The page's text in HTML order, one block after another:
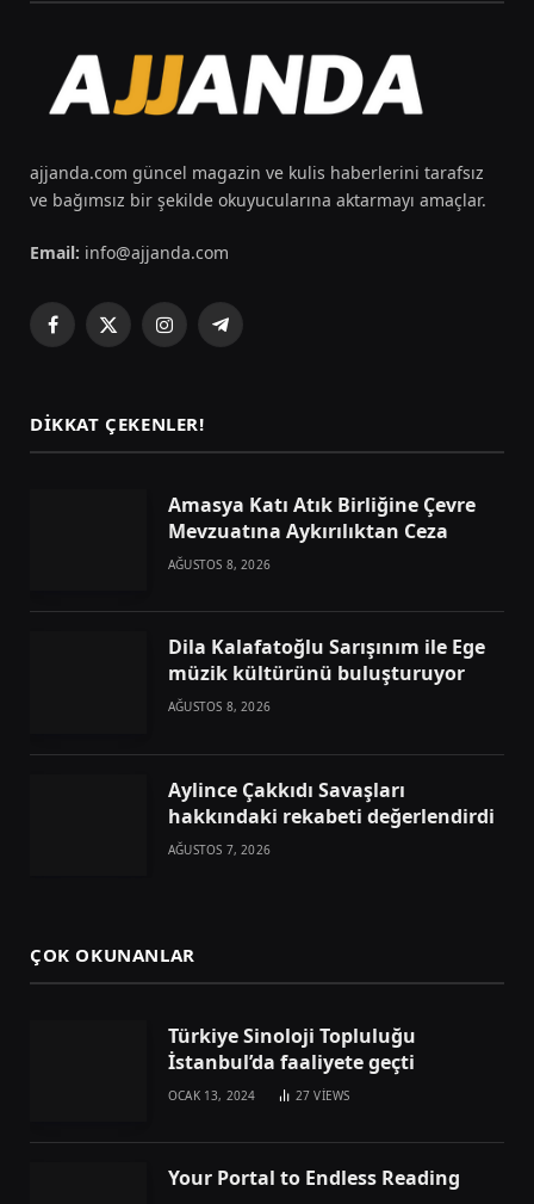
ajjanda.com güncel magazin ve kulis haberlerini tarafsız
ve bağımsız bir şekilde okuyucularına aktarmayı amaçlar.
Email: info@ajjanda.com
Facebook
X
InstagramTelegram
DIKKAT ÇEKENLER!
Amasya Katı Atık Birliğine Çevre
Mevzuatına Aykırılıktan Ceza
AĞUSTOS 8, 2026
Dila Kalafatoğlu Sarışınım ile Ege
müzik kültürünü buluşturuyor
AĞUSTOS 8, 2026
Aylince Çakkıdı Savaşları
hakkındaki rekabeti değerlendirdi
AĞUSTOS 7, 2026
ÇOK OKUNANLAR
Türkiye Sinoloji Topluluğu
İstanbul’da faaliyete geçti
OCAK 13, 2024 27VIEWS
Your Portal to Endless Reading